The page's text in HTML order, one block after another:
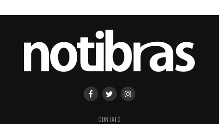
CONTATO